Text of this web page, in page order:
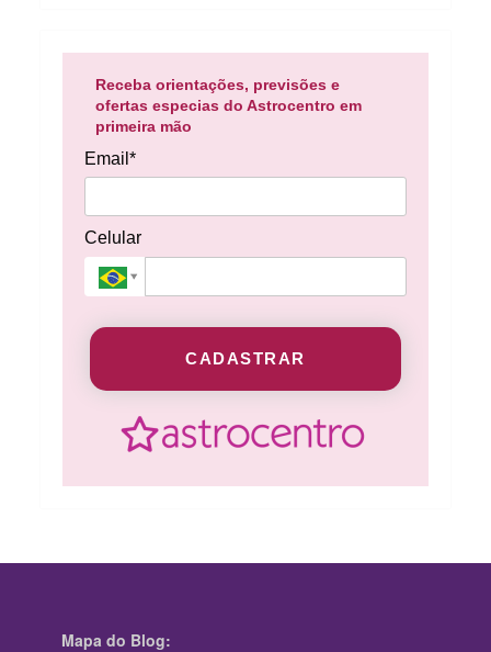
Receba orientações, previsões e
ofertas especias do Astrocentro em
primeira mão
Email*
Celular
CADASTRAR
Mapa do Blog: